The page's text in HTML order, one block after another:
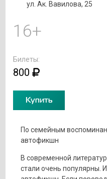
ул. Ак. Вавилова, 25
16+
Билеты:
800
Купить
По семейным
автофикшн
В современной
стали очень популярны.